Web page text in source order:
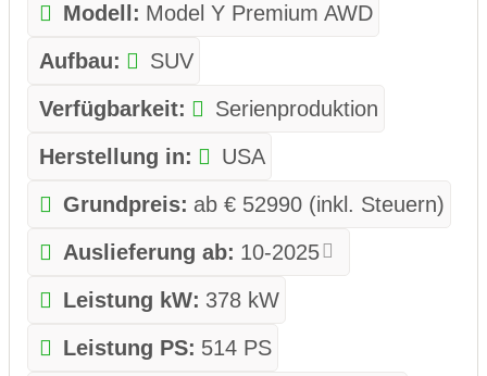
Modell: Model Y Premium AWD
Aufbau:
SUV
Verfügbarkeit:
Serienproduktion
Herstellung in:
USA
Grundpreis: ab € 52990 (inkl. Steuern)
Auslieferung ab: 10-2025
Leistung kW: 378 kW
Leistung PS: 514 PS